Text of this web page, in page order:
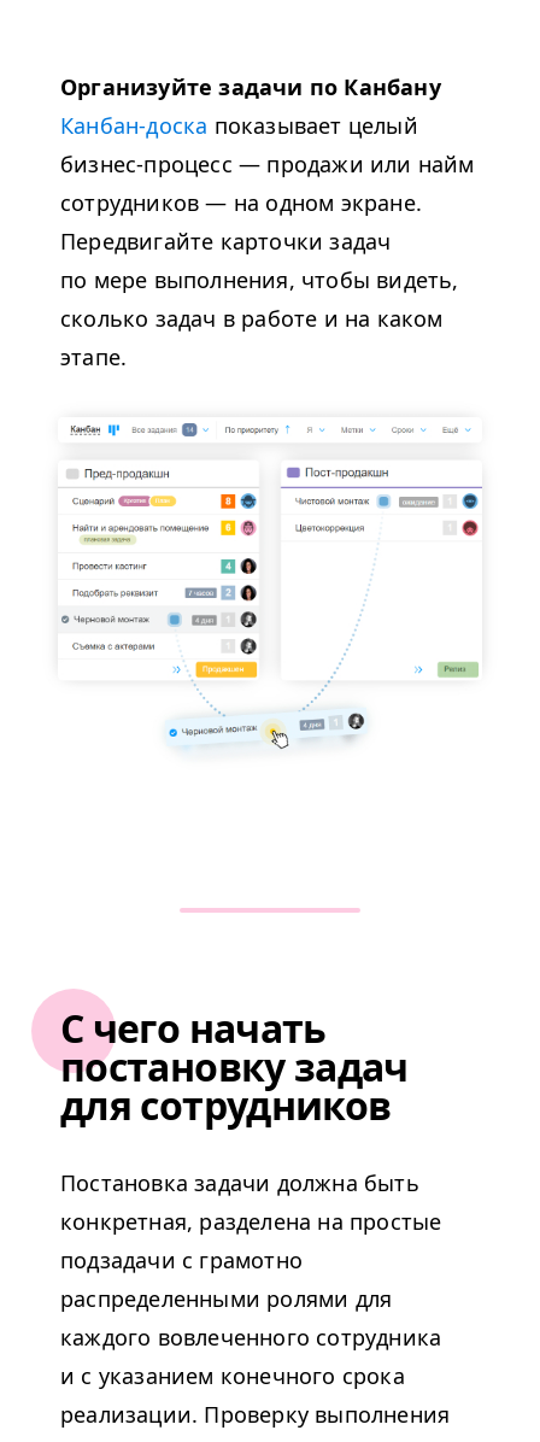
Организуйте задачи по Канбану
Канбан-доска показывает целый
бизнес-процесс — продажи или найм
сотрудников — на одном экране.
Передвигайте карточки задач
по мере выполнения, чтобы видеть,
сколько задач в работе и на каком
этапе.
С чего начать
постановку задач
для сотрудников
Постановка задачи должна быть
конкретная, разделена на простые
подзадачи с грамотно
распределенными ролями для
каждого вовлеченного сотрудника
и с указанием конечного срока
реализации. Проверку выполнения